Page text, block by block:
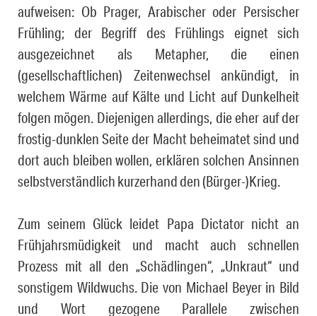
aufweisen: Ob Prager, Arabischer oder Persischer
Frühling; der Begriff des Frühlings eignet sich
ausgezeichnet als Metapher, die einen
(gesellschaftlichen) Zeitenwechsel ankündigt, in
welchem Wärme auf Kälte und Licht auf Dunkelheit
folgen mögen. Diejenigen allerdings, die eher auf der
frostig-dunklen Seite der Macht beheimatet sind und
dort auch bleiben wollen, erklären solchen Ansinnen
selbstverständlich kurzerhand den (Bürger-)Krieg.
Zum seinem Glück leidet Papa Dictator nicht an
Frühjahrsmüdigkeit und macht auch schnellen
Prozess mit all den „Schädlingen“, „Unkraut“ und
sonstigem Wildwuchs. Die von Michael Beyer in Bild
und Wort gezogene Parallele zwischen